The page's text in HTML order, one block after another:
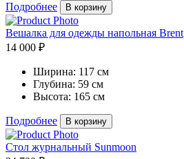
Подробнее В корзину
Вешалка для одежды напольная Brent
14 000 ₽
Ширина: 117 см
Глубина: 59 см
Высота: 165 см
Подробнее В корзину
Стол журнальный Sunmoon